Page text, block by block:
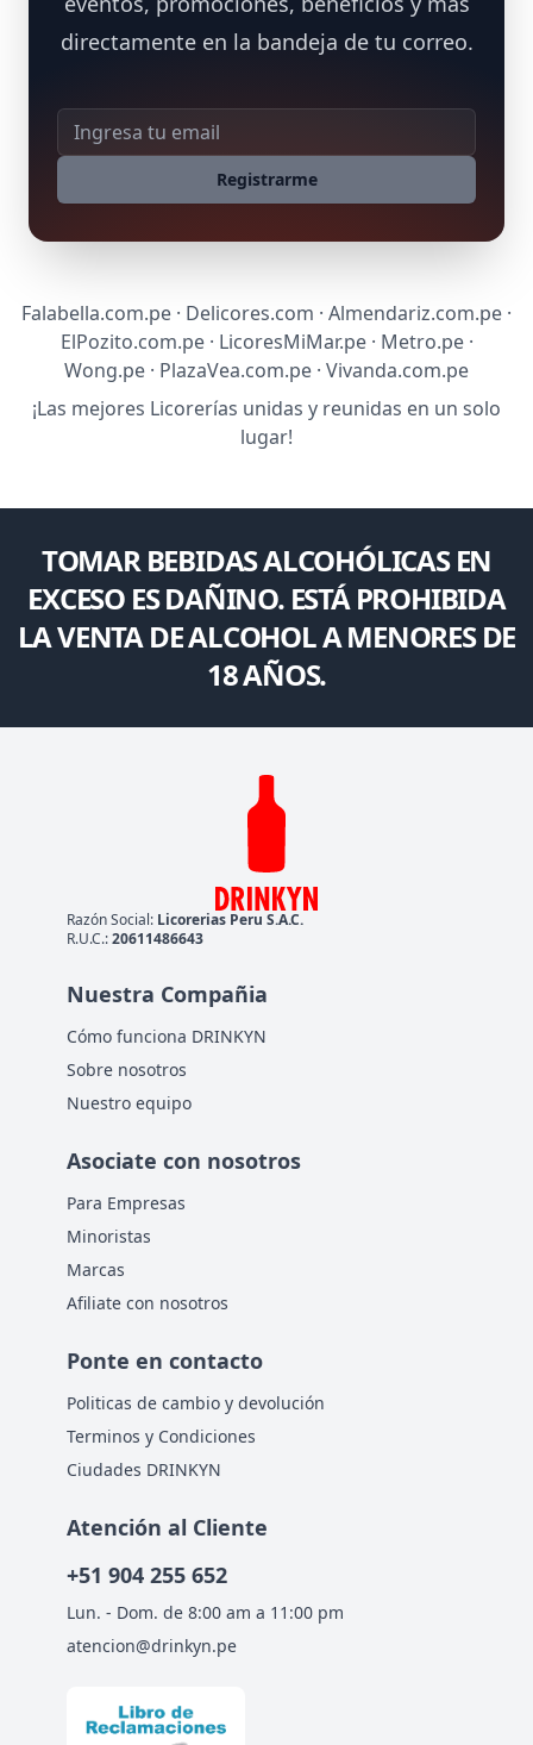
directamente en la bandeja de tu correo.
Dirección de correo
Registrarme
Falabella.com.pe · Delicores.com · Almendariz.com.pe ·
ElPozito.com.pe · LicoresMiMar.pe · Metro.pe ·
Wong.pe · PlazaVea.com.pe · Vivanda.com.pe
¡Las mejores Licorerías unidas y reunidas en un solo
lugar!
TOMAR BEBIDAS ALCOHÓLICAS EN
EXCESO ES DAÑINO. ESTÁ PROHIBIDA
LA VENTA DE ALCOHOL A MENORES DE
18 AÑOS.
Razón Social: Licorerias Peru S.A.C.
R.U.C.:20611486643
Nuestra Compañia
Cómo funciona DRINKYN
Sobre nosotros
Nuestro equipo
Asociate con nosotros
Para Empresas
Minoristas
Marcas
Afiliate con nosotros
Ponte en contacto
Politicas de cambio y devolución
Terminos y Condiciones
Ciudades DRINKYN
Atención al Cliente
+51 904 255 652
Lun. - Dom. de 8:00 am a 11:00 pm
atencion@drinkyn.pe